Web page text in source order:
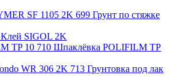
Грунт по стяжке
Клей SIGOL 2K
Шпаклёвка POLIFILM TP
Грунтовка под лак